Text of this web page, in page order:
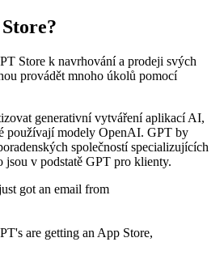
Store k navrhování a prodeji svých
provádět mnoho úkolů pomocí
generativní vytváření aplikací AI,
používají modely OpenAI. GPT by
společností specializujících
jsou v podstatě GPT pro klienty.
got an email from
are getting an App Store,